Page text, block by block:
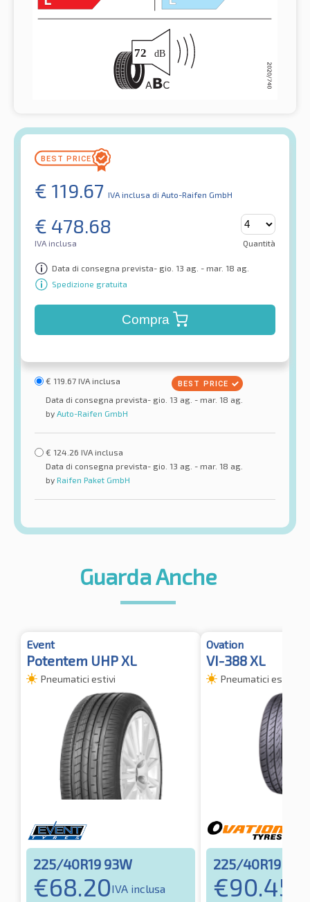
€ 119.67 IVA inclusa di Auto-Raifen GmbH
€ 478.68
IVA inclusa Quantità
Data di consegna prevista- gio. 13 ag. - mar. 18 ag.
Spedizione gratuita
Compra
€ 119.67 IVA inclusa
Data di consegna prevista- gio. 13 ag. - mar. 18 ag.
by Auto-Raifen GmbH
€ 124.26 IVA inclusa
Data di consegna prevista- gio. 13 ag. - mar. 18 ag.
by Raifen Paket GmbH
Guarda Anche
Event
Potentem UHP XL
Pneumatici estivi
225/40R19 93W
€68.20IVA inclusa
Ovation
VI-388 XL
Pneumatici estivi
225/40R19
€90.45